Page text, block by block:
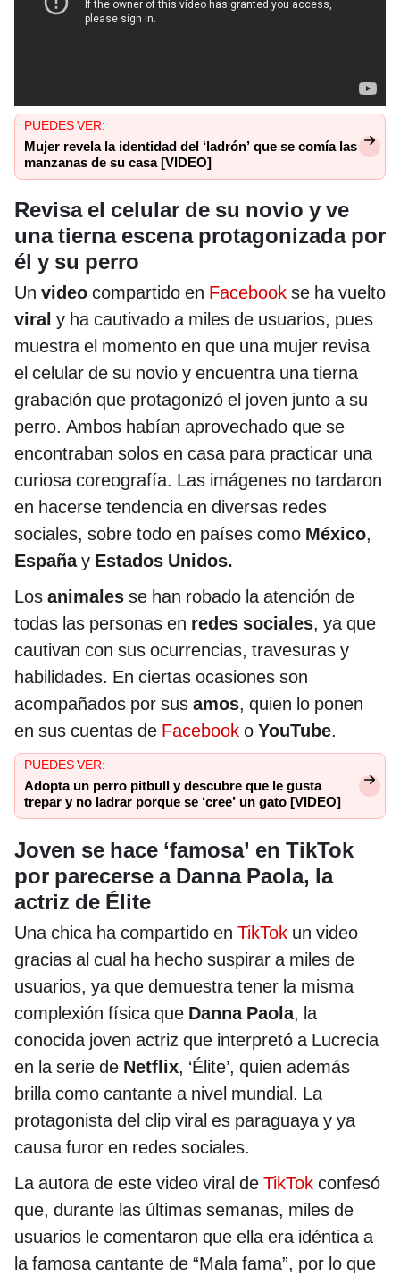
PUEDES VER:
Mujer revela la identidad del ‘ladrón’ que se comía las
manzanas de su casa [VIDEO]
Revisa el celular de su novio y ve
una tierna escena protagonizada por
él y su perro
Un video compartido en Facebook se ha vuelto
viral y ha cautivado a miles de usuarios, pues
muestra el momento en que una mujer revisa
el celular de su novio y encuentra una tierna
grabación que protagonizó el joven junto a su
perro. Ambos habían aprovechado que se
encontraban solos en casa para practicar una
curiosa coreografía. Las imágenes no tardaron
en hacerse tendencia en diversas redes
sociales, sobre todo en países como México,
Españay Estados Unidos.
Los animales se han robado la atención de
todas las personas en redes sociales, ya que
cautivan con sus ocurrencias, travesuras y
habilidades. En ciertas ocasiones son
acompañados por sus amos, quien lo ponen
en sus cuentas de Facebook o YouTube.
PUEDES VER:
Adopta un perro pitbull y descubre que le gusta
trepar y no ladrar porque se ‘cree’ un gato [VIDEO]
Joven se hace ‘famosa’ en TikTok
por parecerse a Danna Paola, la
actriz de Élite
Una chica ha compartido en TikTok un video
gracias al cual ha hecho suspirar a miles de
usuarios, ya que demuestra tener la misma
complexión física que Danna Paola, la
conocida joven actriz que interpretó a Lucrecia
en la serie de Netflix, ‘Élite’, quien además
brilla como cantante a nivel mundial. La
protagonista del clip viral es paraguaya y ya
causa furor en redes sociales.
La autora de este video viral de TikTok confesó
que, durante las últimas semanas, miles de
usuarios le comentaron que ella era idéntica a
la famosa cantante de “Mala fama”, por lo que